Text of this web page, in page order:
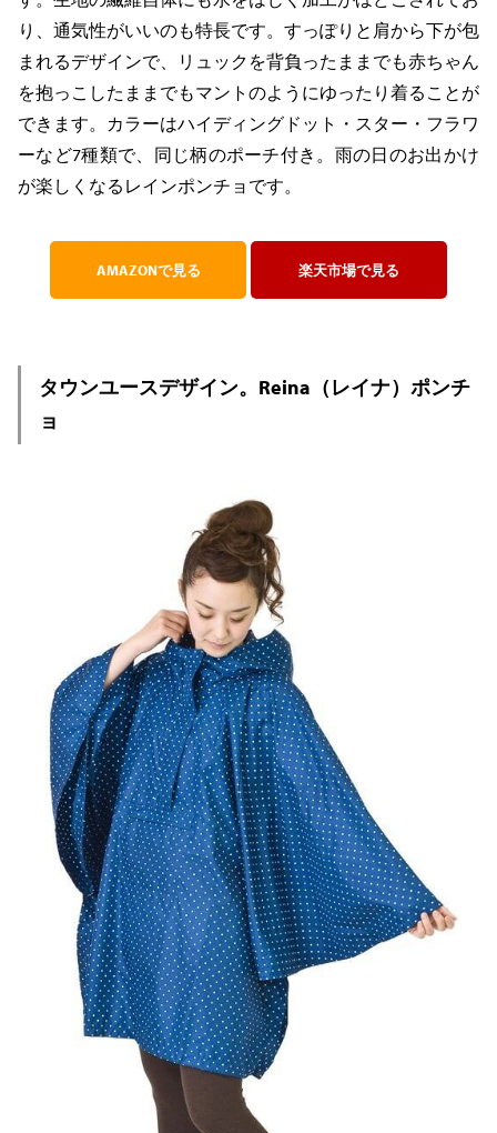
り、通気性がいいのも特長です。すっぽりと肩から下が包
まれるデザインで、リュックを背負ったままでも赤ちゃん
を抱っこしたままでもマントのようにゆったり着ることが
できます。カラーはハイディングドット・スター・フラワ
ーなど7種類で、同じ柄のポーチ付き。雨の日のお出かけ
が楽しくなるレインポンチョです。
AMAZONで見る 楽天市場で見る
タウンユースデザイン。Reina（レイナ）ポンチ
ョ